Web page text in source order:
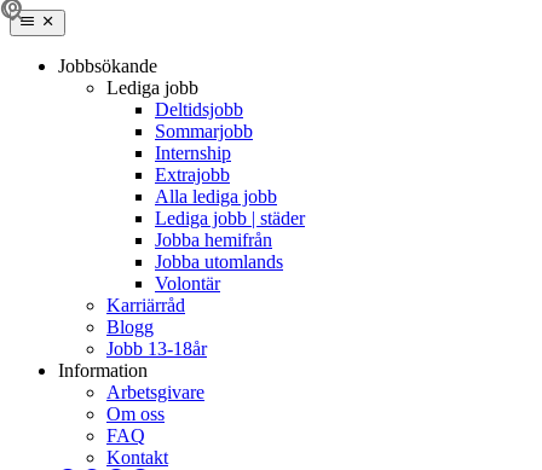
Jobbsökande
Lediga jobb
Deltidsjobb
Sommarjobb
Internship
Extrajobb
Alla lediga jobb
Lediga jobb | städer
Jobba hemifrån
Jobba utomlands
Volontär
Karriärråd
Blogg
Jobb 13-18år
Information
Arbetsgivare
Om oss
FAQ
Kontakt